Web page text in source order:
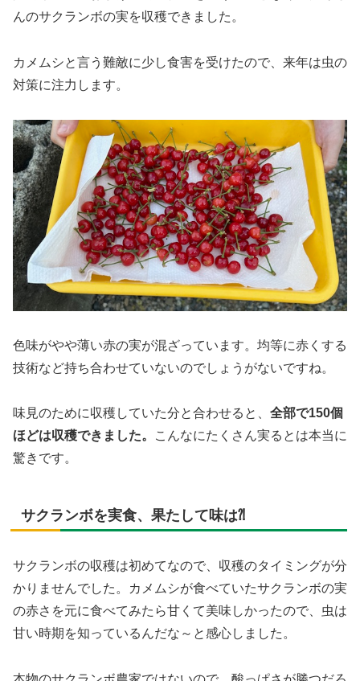
んのサクランボの実を収穫できました。
カメムシと言う難敵に少し食害を受けたので、来年は虫の
対策に注力します。
色味がやや薄い赤の実が混ざっています。均等に赤くする
技術など持ち合わせていないのでしょうがないですね。
味見のために収穫していた分と合わせると、 全部で150個
ほどは収穫できました。
こんなにたくさん実るとは本当に
驚きです。
サクランボを実食、果たして味は⁈
サクランボの収穫は初めてなので、収穫のタイミングが分
かりませんでした。カメムシが食べていたサクランボの実
の赤さを元に食べてみたら甘くて美味しかったので、虫は
甘い時期を知っているんだな～と感心しました。